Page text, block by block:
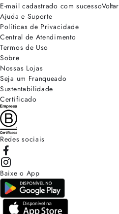
E-mail cadastrado com sucessoVoltar
Ajuda e Suporte
Políticas de Privacidade
Central de Atendimento
Termos de Uso
Sobre
Nossas Lojas
Seja um Franqueado
Sustentabilidade
Certificado
Redes sociais
Baixe o App